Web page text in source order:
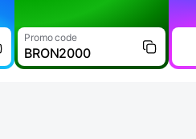
Promo code
BRON2000